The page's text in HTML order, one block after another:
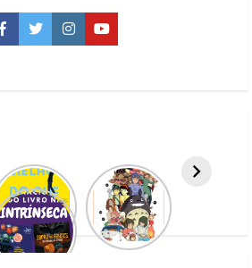
Facebook
TwitterInstagramYouTube